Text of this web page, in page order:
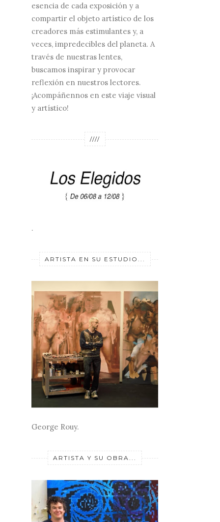
esencia de cada exposición y a
compartir el objeto artístico de los
creadores más estimulantes y, a
veces, impredecibles del planeta. A
través de nuestras lentes,
buscamos inspirar y provocar
reflexión en nuestros lectores.
¡Acompáñennos en este viaje visual
y artístico!
////
.
ARTISTA EN SU ESTUDIO...
George Rouy.
ARTISTA Y SU OBRA...